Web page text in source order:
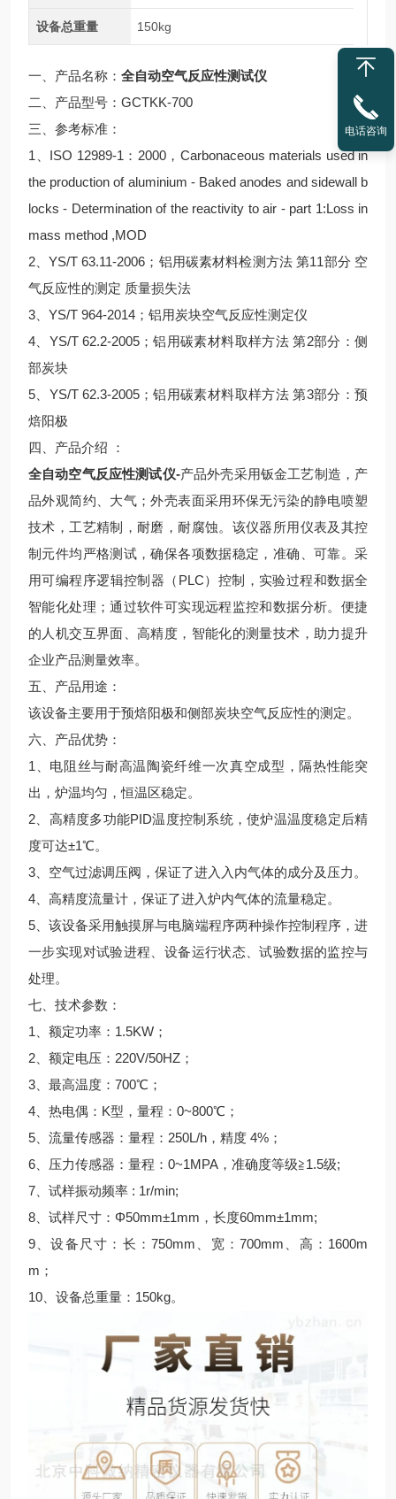
设备总重量 150kg
一、产品名称： 全自动空气反应性测试仪
二、产品型号：GCTKK-700
三、参考标准：
1、ISO 12989-1：2000，Carbonaceous materials used in
the production of aluminium - Baked anodes and sidewall b
locks - Determination of the reactivity to air - part 1:Loss in
mass method ,MOD
2、YS/T 63.11-2006；铝用碳素材料检测方法 第11部分 空
气反应性的测定 质量损失法
3、YS/T 964-2014；铝用炭块空气反应性测定仪
4、YS/T 62.2-2005；铝用碳素材料取样方法 第2部分：侧
部炭块
5、YS/T 62.3-2005；铝用碳素材料取样方法 第3部分：预
焙阳极
四、产品介绍 ：
全自动空气反应性测试仪-产品外壳采用钣金工艺制造，产
品外观简约、大气；外壳表面采用环保无污染的静电喷塑
技术，工艺精制，耐磨，耐腐蚀。该仪器所用仪表及其控
制元件均严格测试，确保各项数据稳定，准确、可靠。采
用可编程序逻辑控制器（PLC）控制，实验过程和数据全
智能化处理；通过软件可实现远程监控和数据分析。便捷
的人机交互界面、高精度，智能化的测量技术，助力提升
企业产品测量效率。
五、产品用途：
该设备主要用于预焙阳极和侧部炭块空气反应性的测定。
六、产品优势：
1、电阻丝与耐高温陶瓷纤维一次真空成型，隔热性能突
出，炉温均匀，恒温区稳定。
2、高精度多功能PID温度控制系统，使炉温温度稳定后精
度可达±1℃。
3、空气过滤调压阀，保证了进入入内气体的成分及压力。
4、高精度流量计，保证了进入炉内气体的流量稳定。
5、该设备采用触摸屏与电脑端程序两种操作控制程序，进
一步实现对试验进程、设备运行状态、试验数据的监控与
处理。
七、技术参数：
1、额定功率：1.5KW；
2、额定电压：220V/50HZ；
3、最高温度：700℃；
4、热电偶：K型，量程：0~800℃；
5、流量传感器：量程：250L/h，精度 4%；
6、压力传感器：量程：0~1MPA，准确度等级≧1.5级;
7、试样振动频率 : 1r/min;
8、试样尺寸：Φ50mm±1mm，长度60mm±1mm;
9、设备尺寸：长：750mm、宽：700mm、高：1600m
m；
10、设备总重量：150kg。
电话咨询